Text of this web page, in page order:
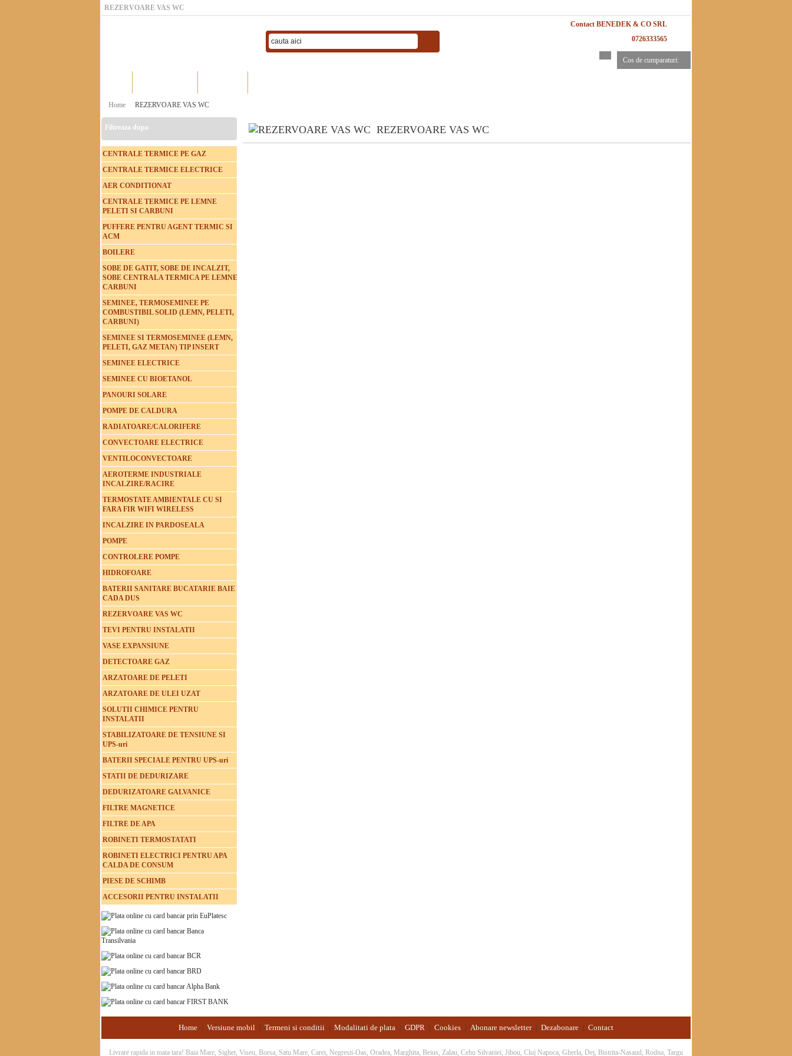
REZERVOARE VAS WC
Contact BENEDEK & CO SRL
0726333565
Cos de cumparaturi:
Home REZERVOARE VAS WC
Filtreaza dupa
CENTRALE TERMICE PE GAZ
CENTRALE TERMICE ELECTRICE
AER CONDITIONAT
CENTRALE TERMICE PE LEMNE
PELETI SI CARBUNI
PUFFERE PENTRU AGENT TERMIC SI
ACM
BOILERE
SOBE DE GATIT, SOBE DE INCALZIT,
SOBE CENTRALA TERMICA PE LEMNE
CARBUNI
SEMINEE, TERMOSEMINEE PE
COMBUSTIBIL SOLID (LEMN, PELETI,
CARBUNI)
SEMINEE SI TERMOSEMINEE (LEMN,
PELETI, GAZ METAN) TIP INSERT
SEMINEE ELECTRICE
SEMINEE CU BIOETANOL
PANOURI SOLARE
POMPE DE CALDURA
RADIATOARE/CALORIFERE
CONVECTOARE ELECTRICE
VENTILOCONVECTOARE
AEROTERME INDUSTRIALE
INCALZIRE/RACIRE
TERMOSTATE AMBIENTALE CU SI
FARA FIR WIFI WIRELESS
INCALZIRE IN PARDOSEALA
POMPE
CONTROLERE POMPE
HIDROFOARE
BATERII SANITARE BUCATARIE BAIE
CADA DUS
REZERVOARE VAS WC
TEVI PENTRU INSTALATII
VASE EXPANSIUNE
DETECTOARE GAZ
ARZATOARE DE PELETI
ARZATOARE DE ULEI UZAT
SOLUTII CHIMICE PENTRU
INSTALATII
STABILIZATOARE DE TENSIUNE SI
UPS-uri
BATERII SPECIALE PENTRU UPS-uri
STATII DE DEDURIZARE
DEDURIZATOARE GALVANICE
FILTRE MAGNETICE
FILTRE DE APA
ROBINETI TERMOSTATATI
ROBINETI ELECTRICI PENTRU APA
CALDA DE CONSUM
PIESE DE SCHIMB
ACCESORII PENTRU INSTALATII
REZERVOARE VAS WC
Home Versiune mobil Termeni si conditii Modalitati de plata GDPR Cookies Abonare newsletter Dezabonare Contact
Livrare rapida in toata tara! Baia Mare, Sighet, Viseu, Borsa, Satu Mare, Carei, Negresti-Oas, Oradea, Marghita, Beius, Zalau, Cehu Silvaniei, Jibou, Cluj Napoca, Gherla, Dej, Bistrita-Nasaud, Rodna, Targu